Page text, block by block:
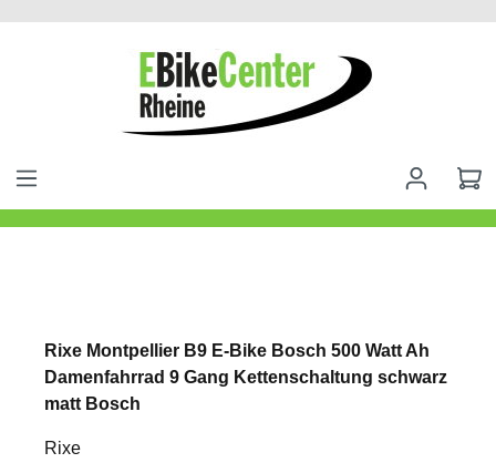
springen
Rixe Montpellier B9 E-Bike Bosch 500 Watt Ah
Damenfahrrad 9 Gang Kettenschaltung schwarz
matt Bosch
Rixe